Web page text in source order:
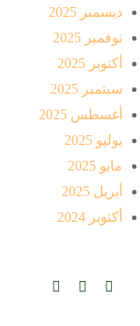
ديسمبر 2025
نوفمبر 2025
أكتوبر 2025
سبتمبر 2025
أغسطس 2025
يوليو 2025
مايو 2025
أبريل 2025
أكتوبر 2024